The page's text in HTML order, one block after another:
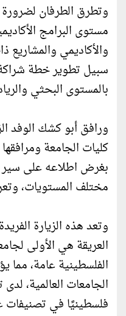
وتطرق الطرفان
مستوى البرامج
والأكاديمي والمشاريع
سبيل تطوير خطة شراكة
بالمستوى البحثي
ورافق أبو كشك الوفد
كليات الجامعة
بغرض اطلاعه على سير
مختلف المستويات،
وتعد هذه الزيارة
العريقة هي الأولى
الفلسطينية عامة، مما
الجامعات العالمية، لدى
فلسطينيًا في تصنيفات